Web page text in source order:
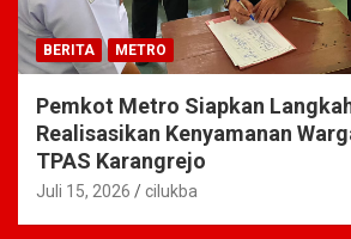
BERITA METRO
Pemkot Metro Siapkan
Realisasikan Kenyamanan
TPAS Karangrejo
Juli 15, 2026 cilukba